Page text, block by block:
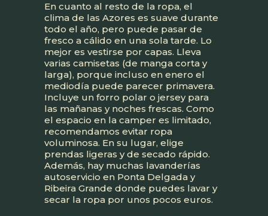
En cuanto al resto de la ropa, el
clima de las Azores es suave durante
todo el año, pero puede pasar de
fresco a cálido en una sola tarde. Lo
mejor es vestirse por capas. Lleva
varias camisetas (de manga corta y
larga), porque incluso en enero el
mediodía puede parecer primavera.
Incluye un forro polar o jersey para
las mañanas y noches frescas. Como
el espacio en la camper es limitado,
recomendamos evitar ropa
voluminosa. En su lugar, elige
prendas ligeras y de secado rápido.
Además, hay muchas lavanderías
autoservicio en Ponta Delgada y
Ribeira Grande donde puedes lavar y
secar la ropa por unos pocos euros.